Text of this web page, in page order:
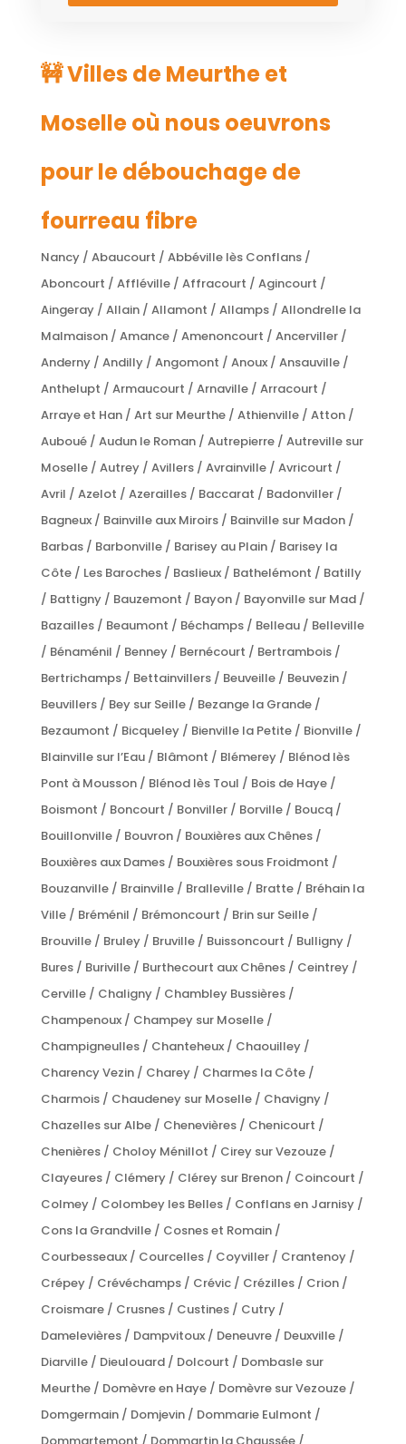
🚧 Villes de Meurthe et
Moselle où nous oeuvrons
pour le débouchage de
fourreau fibre
Nancy / Abaucourt / Abbéville lès Conflans /
Aboncourt / Affléville / Affracourt / Agincourt /
Aingeray / Allain / Allamont / Allamps / Allondrelle la
Malmaison / Amance / Amenoncourt / Ancerviller /
Anderny / Andilly / Angomont / Anoux / Ansauville /
Anthelupt / Armaucourt / Arnaville / Arracourt /
Arraye et Han / Art sur Meurthe / Athienville / Atton /
Auboué / Audun le Roman / Autrepierre / Autreville sur
Moselle / Autrey / Avillers / Avrainville / Avricourt /
Avril / Azelot / Azerailles / Baccarat / Badonviller /
Bagneux / Bainville aux Miroirs / Bainville sur Madon /
Barbas / Barbonville / Barisey au Plain / Barisey la
Côte / Les Baroches / Baslieux / Bathelémont / Batilly
/ Battigny / Bauzemont / Bayon / Bayonville sur Mad /
Bazailles / Beaumont / Béchamps / Belleau / Belleville
/ Bénaménil / Benney / Bernécourt / Bertrambois /
Bertrichamps / Bettainvillers / Beuveille / Beuvezin /
Beuvillers / Bey sur Seille / Bezange la Grande /
Bezaumont / Bicqueley / Bienville la Petite / Bionville /
Blainville sur l’Eau / Blâmont / Blémerey / Blénod lès
Pont à Mousson / Blénod lès Toul / Bois de Haye /
Boismont / Boncourt / Bonviller / Borville / Boucq /
Bouillonville / Bouvron / Bouxières aux Chênes /
Bouxières aux Dames / Bouxières sous Froidmont /
Bouzanville / Brainville / Bralleville / Bratte / Bréhain la
Ville / Bréménil / Brémoncourt / Brin sur Seille /
Brouville / Bruley / Bruville / Buissoncourt / Bulligny /
Bures / Buriville / Burthecourt aux Chênes / Ceintrey /
Cerville / Chaligny / Chambley Bussières /
Champenoux / Champey sur Moselle /
Champigneulles / Chanteheux / Chaouilley /
Charency Vezin / Charey / Charmes la Côte /
Charmois / Chaudeney sur Moselle / Chavigny /
Chazelles sur Albe / Chenevières / Chenicourt /
Chenières / Choloy Ménillot / Cirey sur Vezouze /
Clayeures / Clémery / Clérey sur Brenon / Coincourt /
Colmey / Colombey les Belles / Conflans en Jarnisy /
Cons la Grandville / Cosnes et Romain /
Courbesseaux / Courcelles / Coyviller / Crantenoy /
Crépey / Crévéchamps / Crévic / Crézilles / Crion /
Croismare / Crusnes / Custines / Cutry /
Damelevières / Dampvitoux / Deneuvre / Deuxville /
Diarville / Dieulouard / Dolcourt / Dombasle sur
Meurthe / Domèvre en Haye / Domèvre sur Vezouze /
Domgermain / Domjevin / Dommarie Eulmont /